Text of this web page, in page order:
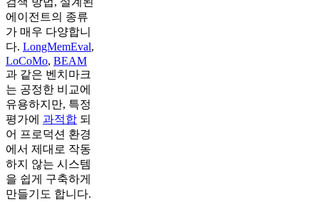
에이전트의 종류
가 매우 다양합니
다. LongMemEval,
LoCoMo, BEAM
과 같은 벤치마크
는 공정한 비교에
유용하지만, 특정
평가에 과적합 되
어 프로덕션 환경
에서 제대로 작동
하지 않는 시스템
을 쉽게 구축하게
만들기도 합니다.